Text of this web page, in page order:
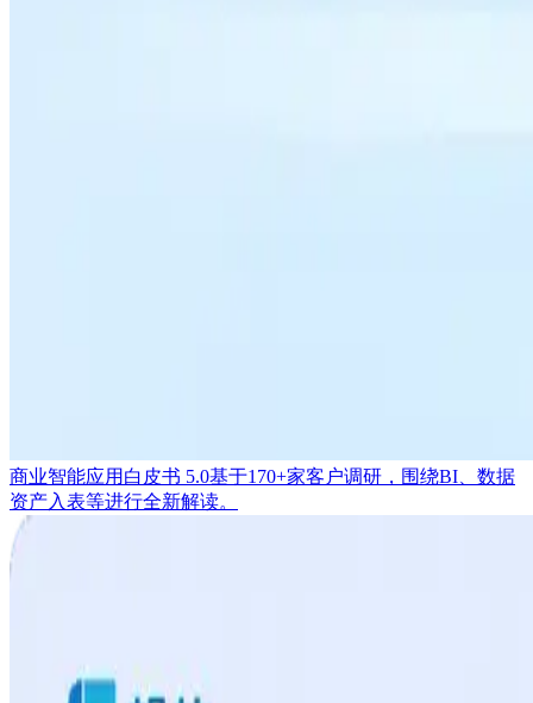
商业智能应用白皮书 5.0基于170+家客户调研，围绕BI、数据
资产入表等进行全新解读。